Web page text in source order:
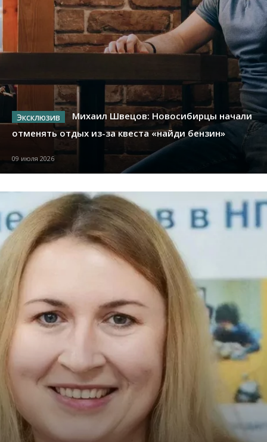
Михаил Швецов: Новосибирцы начали
отменять отдых из-за квеста «найди бензин»
09 июля 2026